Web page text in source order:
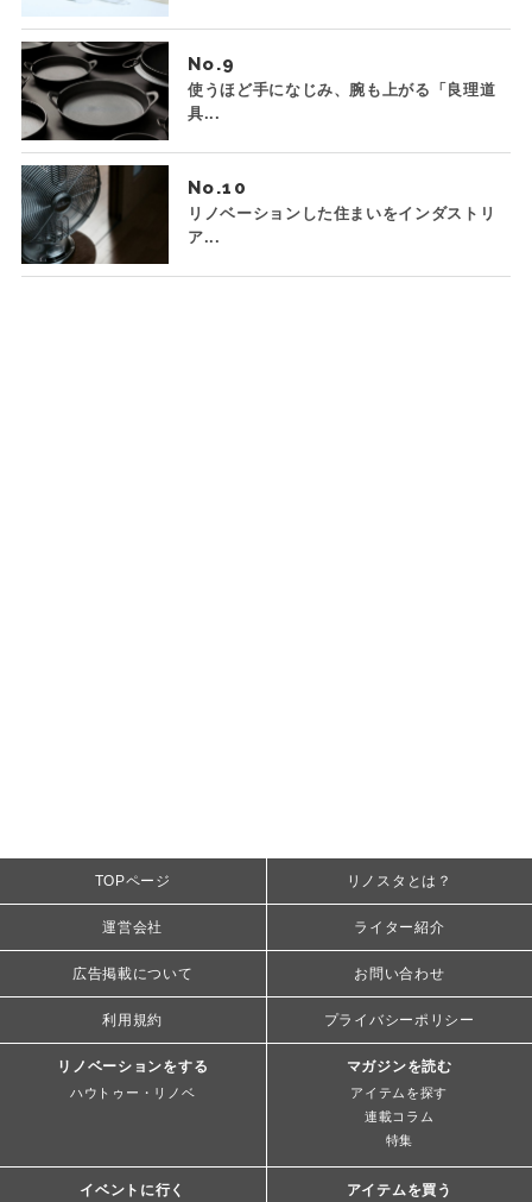
No.
使うほど手になじみ、腕も上がる「良理道
具...
No.
リノベーションした住まいをインダストリ
ア...
TOPページ リノスタとは？
運営会社 ライター紹介
広告掲載について お問い合わせ
利用規約 プライバシーポリシー
リノベーションをする
ハウトゥー・リノベ
マガジンを読む
アイテムを探す
連載コラム
特集
イベントに行く アイテムを買う